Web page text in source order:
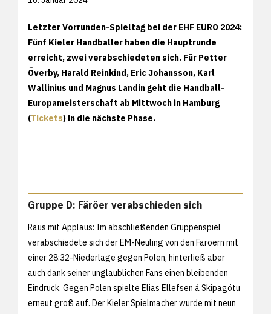
Letzter Vorrunden-Spieltag bei der EHF EURO 2024:
Fünf Kieler Handballer haben die Hauptrunde
erreicht, zwei verabschiedeten sich. Für Petter
Överby, Harald Reinkind, Eric Johansson, Karl
Wallinius und Magnus Landin geht die Handball-
Europameisterschaft ab Mittwoch in Hamburg
(Tickets) in die nächste Phase.
Gruppe D: Färöer verabschieden sich
Raus mit Applaus: Im abschließenden Gruppenspiel
verabschiedete sich der EM-Neuling von den Färöern mit
einer 28:32-Niederlage gegen Polen, hinterließ aber
auch dank seiner unglaublichen Fans einen bleibenden
Eindruck. Gegen Polen spielte Elias Ellefsen á Skipagötu
erneut groß auf. Der Kieler Spielmacher wurde mit neun